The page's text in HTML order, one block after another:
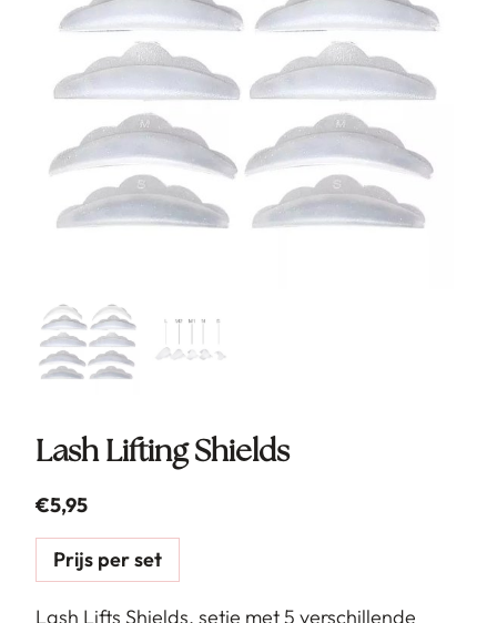
Lash Lifting Shields
€5,95
Prijs per set
Lash Lifts Shields, setje met 5 verschillende